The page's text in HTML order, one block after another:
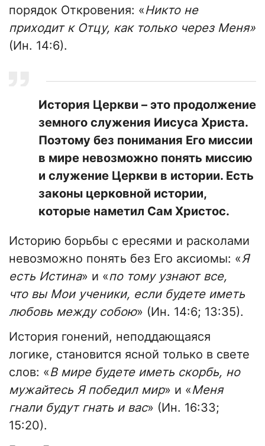
порядок Откровения: «Никто не
приходит к Отцу, как только через Меня»
(Ин. 14:6).
История Церкви – это продолжение
земного служения Иисуса Христа.
Поэтому без понимания Его миссии
в мире невозможно понять миссию
и служение Церкви в истории. Есть
законы церковной истории,
которые наметил Сам Христос.
Историю борьбы с ересями и расколами
невозможно понять без Его аксиомы: «Я
есть Истина» и «по тому узнают все,
что вы Мои ученики, если будете иметь
любовь между собою» (Ин. 14:6; 13:35).
История гонений, неподдающаяся
логике, становится ясной только в свете
слов: «В мире будете иметь скорбь, но
мужайтесь Я победил мир» и «Меня
гнали будут гнать и вас» (Ин. 16:33;
15:20).